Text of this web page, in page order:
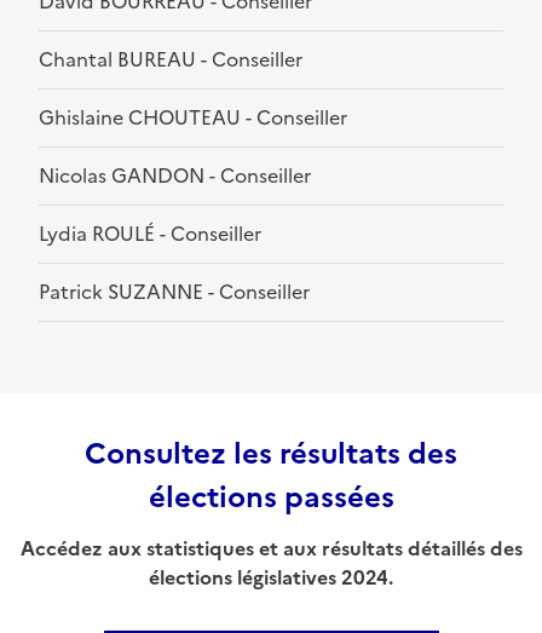
Chantal BUREAU - Conseiller
Ghislaine CHOUTEAU - Conseiller
Nicolas GANDON - Conseiller
Lydia ROULÉ - Conseiller
Patrick SUZANNE - Conseiller
Consultez les résultats des
élections passées
Accédez aux statistiques et aux résultats détaillés des
élections législatives 2024.